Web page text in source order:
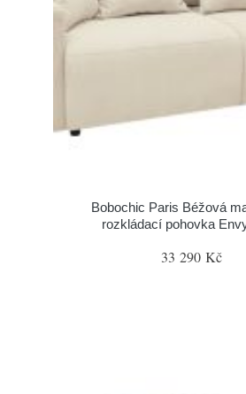
Bobochic Paris Béžová
rozkládací pohovka
33 290 Kč